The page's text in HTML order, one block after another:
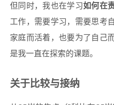
但同时，我也在学习如何在
工作，需要学习，需要思考
家庭而活着，也要为了自己
是我一直在探索的课题。
关于比较与接纳